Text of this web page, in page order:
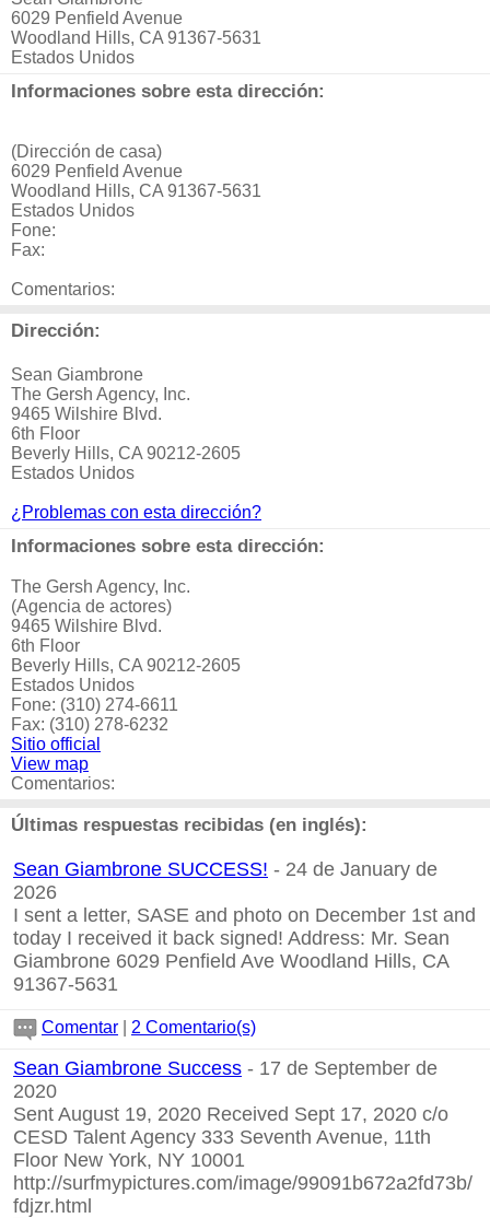
6029 Penfield Avenue
Woodland Hills, CA 91367-5631
Estados Unidos
Informaciones sobre esta dirección:
(Dirección de casa)
6029 Penfield Avenue
Woodland Hills, CA 91367-5631
Estados Unidos
Fone:
Fax:
Comentarios:
Dirección:
Sean Giambrone
The Gersh Agency, Inc.
9465 Wilshire Blvd.
6th Floor
Beverly Hills, CA 90212-2605
Estados Unidos
¿Problemas con esta dirección?
Informaciones sobre esta dirección:
The Gersh Agency, Inc.
(Agencia de actores)
9465 Wilshire Blvd.
6th Floor
Beverly Hills, CA 90212-2605
Estados Unidos
Fone: (310) 274-6611
Fax: (310) 278-6232
Sitio official
View map
Comentarios:
Últimas respuestas recibidas (en inglés):
Sean Giambrone SUCCESS! - 24 de January de
2026
I sent a letter, SASE and photo on December 1st and
today I received it back signed! Address: Mr. Sean
Giambrone 6029 Penfield Ave Woodland Hills, CA
91367-5631
Comentar 2 Comentario(s)
Sean Giambrone Success - 17 de September de
2020
Sent August 19, 2020 Received Sept 17, 2020 c/o
CESD Talent Agency 333 Seventh Avenue, 11th
Floor New York, NY 10001
http://surfmypictures.com/image/99091b672a2fd73b/
fdjzr.html